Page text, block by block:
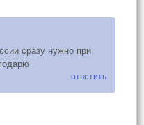
сразу нужно при
ответить